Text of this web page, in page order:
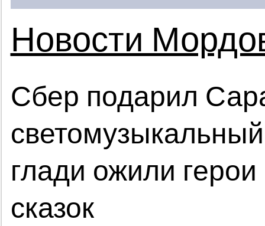
Новости
Сбер подарил
глади ожили
сказок